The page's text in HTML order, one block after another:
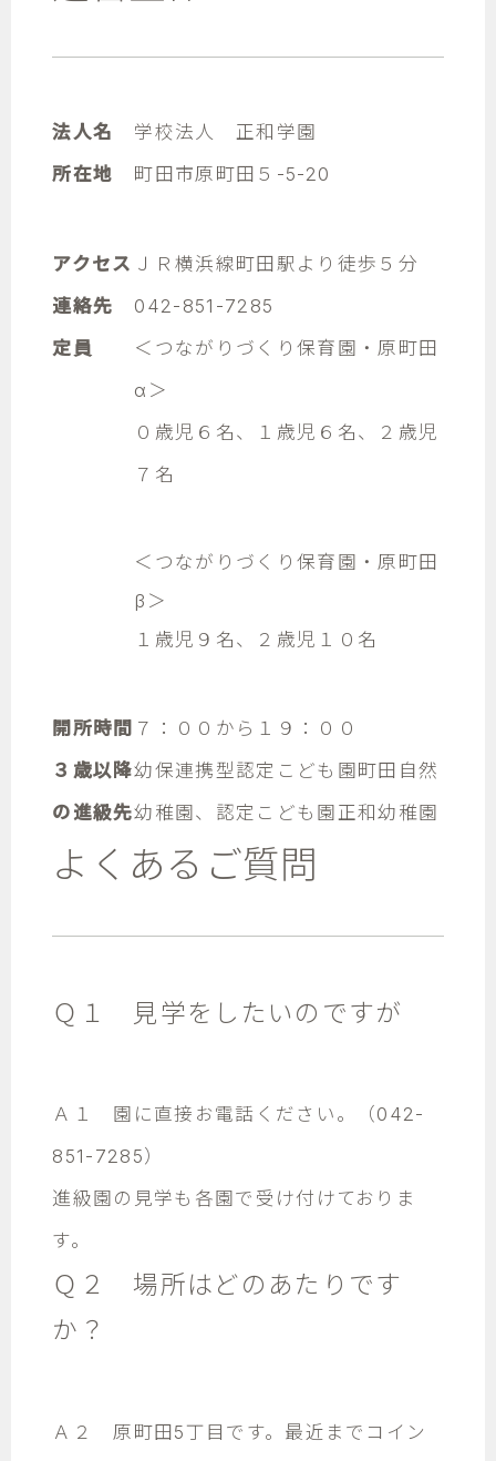
法人名
学校法人 正和学園
所在地
町田市原町田５-5-20
アクセス ＪＲ横浜線町田駅より徒歩５分
連絡先
042-851-7285
定員
＜つながりづくり保育園・原町田
α＞
０歳児６名、１歳児６名、２歳児
７名
＜つながりづくり保育園・原町田
β＞
１歳児９名、２歳児１０名
開所時間 ７：００から１９：００
３歳以降
の進級先
幼保連携型認定こども園町田自然
幼稚園、認定こども園正和幼稚園
よくあるご質問
Ｑ１ 見学をしたいのですが
Ａ１ 園に直接お電話ください。（042-
851-7285）
進級園の見学も各園で受け付けておりま
す。
Ｑ２ 場所はどのあたりです
か？
Ａ２ 原町田5丁目です。最近までコイン